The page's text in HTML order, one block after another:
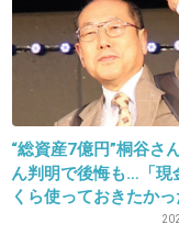
もうすぐ2歳の子の
す！
大きなハサミは怖
サミにしたら大人
2016/02/01(月) 22:01:19
“総資産7億円”桐谷さ
ん判明で後悔も…「現
くら使っておきたかっ